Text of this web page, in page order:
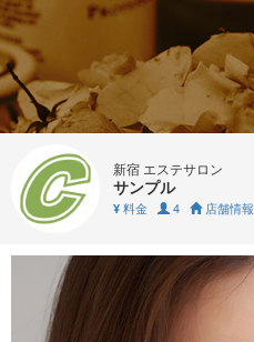
新宿 エステサロン
サンプル
¥ 料金 4 店舗情報